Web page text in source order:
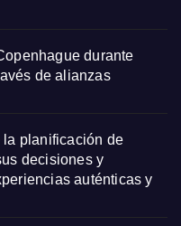
durante
de alianzas
la planificación de
decisiones y
auténticas y